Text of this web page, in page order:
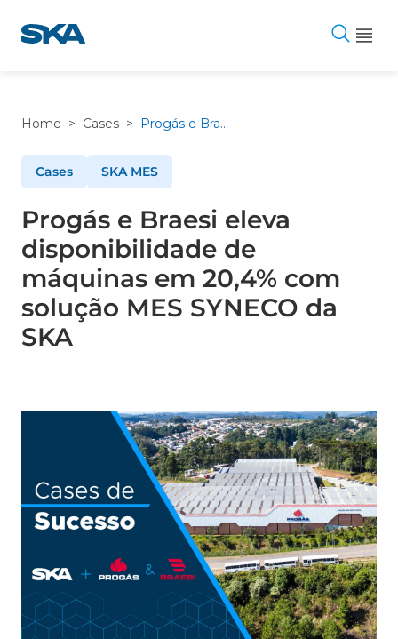
para
Home > Cases > Progás e Braesi eleva disponibilidade de máquinas em 20,4% com solução MES SYNECO da SKA
Cases SKA MES
Progás e Braesi eleva
disponibilidade de
máquinas em 20,4% com
solução MES SYNECO da
SKA